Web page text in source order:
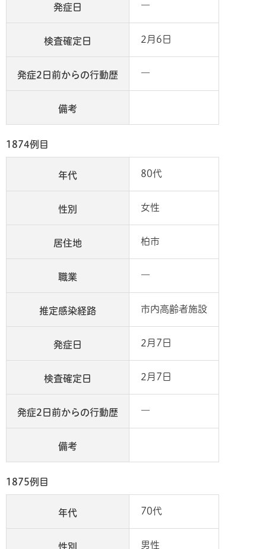
発症日 ―
検査確定日 2月6日
発症2日前からの行動歴 ―
備考
1874例目
年代 80代
性別 女性
居住地 柏市
職業 ―
推定感染経路 市内高齢者施設
発症日 2月7日
検査確定日 2月7日
発症2日前からの行動歴 ―
備考
1875例目
年代 70代
性別 男性